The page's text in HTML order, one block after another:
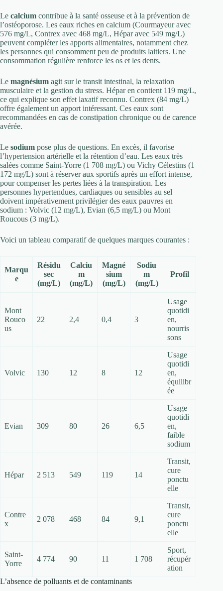
Le calcium contribue à la santé osseuse et à la prévention de
l’ostéoporose. Les eaux riches en calcium (Courmayeur avec
576 mg/L, Contrex avec 468 mg/L, Hépar avec 549 mg/L)
peuvent compléter les apports alimentaires, notamment chez
les personnes qui consomment peu de produits laitiers. Une
consommation régulière renforce les os et les dents.
Le magnésium agit sur le transit intestinal, la relaxation
musculaire et la gestion du stress. Hépar en contient 119 mg/L,
ce qui explique son effet laxatif reconnu. Contrex (84 mg/L)
offre également un apport intéressant. Ces eaux sont
recommandées en cas de constipation chronique ou de carence
avérée.
Le sodium pose plus de questions. En excès, il favorise
l’hypertension artérielle et la rétention d’eau. Les eaux très
salées comme Saint-Yorre (1 708 mg/L) ou Vichy Célestins (1
172 mg/L) sont à réserver aux sportifs après un effort intense,
pour compenser les pertes liées à la transpiration. Les
personnes hypertendues, cardiaques ou sensibles au sel
doivent impérativement privilégier des eaux pauvres en
sodium : Volvic (12 mg/L), Evian (6,5 mg/L) ou Mont
Roucous (3 mg/L).
Voici un tableau comparatif de quelques marques courantes :
Marqu
e
Résidu
sec
(mg/L)
Calciu
m
(mg/L)
Magné
sium
(mg/L)
Sodiu
m
(mg/L)
Profil
Mont
Rouco
us
22 2,4 0,4 3
Usage
quotidi
en,
nourris
sons
Volvic 130 12 8 12
Usage
quotidi
en,
équilibr
ée
Evian 309 80 26 6,5
Usage
quotidi
en,
faible
sodium
Hépar 2 513 549 119 14
Transit,
cure
ponctu
elle
Contre
x
2 078 468 84 9,1
Transit,
cure
ponctu
elle
Saint-
Yorre
4 774 90 11 1 708
Sport,
récupér
ation
L’absence de polluants et de contaminants